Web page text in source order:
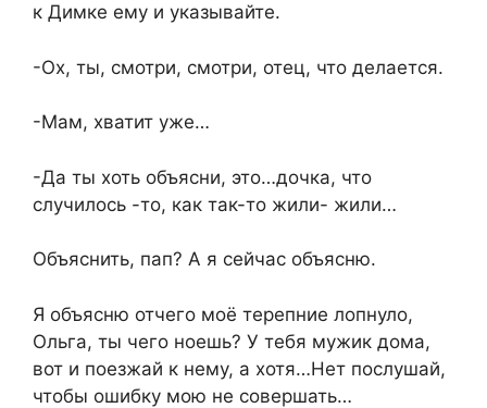
к Димке ему и указывайте.
-Ох, ты, смотри, смотри, отец, что делается.
-Мам, хватит уже…
-Да ты хоть объясни, это…дочка, что
случилось -то, как так-то жили- жили…
Объяснить, пап? А я сейчас объясню.
Я объясню отчего моё терепние лопнуло,
Ольга, ты чего ноешь? У тебя мужик дома,
вот и поезжай к нему, а хотя…Нет послушай,
чтобы ошибку мою не совершать…